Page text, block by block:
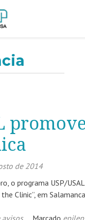
de 2014
o programa USP/
Clinic”, em
avisos Marcado